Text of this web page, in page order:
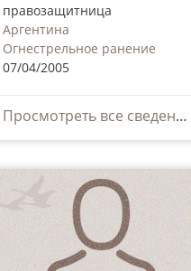
правозащитница
Аргентина
Огнестрельное ранение
07/04/2005
Просмотреть все сведения